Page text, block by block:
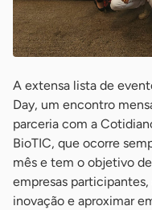
A extensa lista de
Day, um encontro
parceria com a
BioTIC, que ocorre
mês e tem o objetivo
empresas
inovação e aproximar